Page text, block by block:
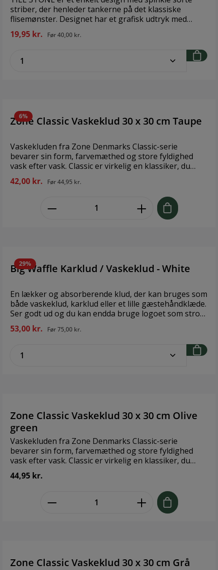
striber, der henleder tankerne på det klassiske
flisemønster. Designet har et grafisk udtryk med
undertoner af et retro element, der komplementerer
badeværelser i enkel, nordisk stil. Vaskekluden er
skabt i 100% ØkoTex-certificeret bomuld, hvilket giver
en enestående blødhed, der bevares vask efter vask.
19,95 kr. Før40,00 kr.
6%
Zone Classic Vaskeklud 30 x 30 cm Taupe
Vaskekluden fra Zone Denmarks Classic-serie
bevarer sin form, farvemæthed og store fyldighed
vask efter vask. Classic er virkelig en klassiker, du
bliver glad for. 100 % bomuld, der kan vaskes ved 60
°C. 30 x 30 cm. STANDARD 100 by OEKO-TEX® cert. nr.
30 cm Materiale: 100% Bomuld
42,00 kr. Før44,95 kr.
29%
Big Waffle Karklud / Vaskeklud - White
En lækker og absorberende klud, der kan bruges som
både vaskeklud, karklud eller et lille gæstehåndklæde.
Ser godt ud og du kan endda bruge logoet som strop
så kluden også kan hænges op. Mål: 25 x 40 cm 100%
GOTS certified organic cotton Design: The Organic
53,00 kr. Før75,00 kr.
Zone Classic Vaskeklud 30 x 30 cm Olive
green
Vaskekluden fra Zone Denmarks Classic-serie
bevarer sin form, farvemæthed og store fyldighed
vask efter vask. Classic er virkelig en klassiker, du
bliver glad for. 100 % bomuld, der kan vaskes ved 60
°C. 30 x 30 cm. STANDARD 100 by OEKO-TEX® cert. nr.
30x30cm Materiale: 100% Bomuld
44,95 kr.
Zone Classic Vaskeklud 30 x 30 cm Grå